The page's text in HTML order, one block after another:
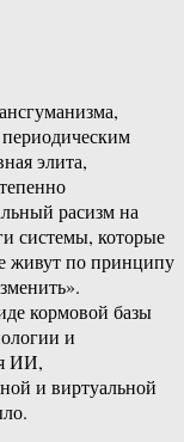
периодическим
элита,
расизм на
системы, которые
живут по принципу
кормовой базы
и
ИИ,
и виртуальной